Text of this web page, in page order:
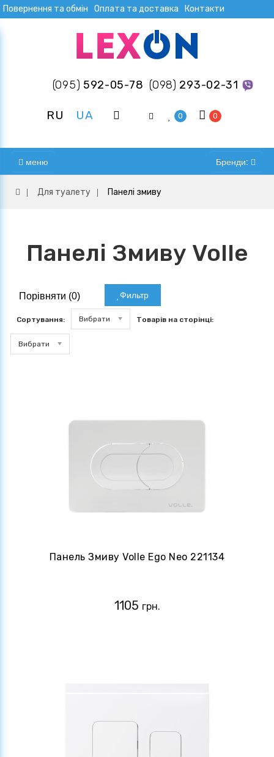
Повернення та обмін Оплата та доставка Контакти
(095) 592-05-78 (098) 293-02-31
RU UA 0 0
меню Бренди:
Для туалету Панелі змиву
Панелі Змиву Volle
Порівняти (0) Фильтр
Сортування: Вибрати Товарів на сторінці:
Вибрати
Панель Змиву Volle Ego Neo 221134
1105 грн.